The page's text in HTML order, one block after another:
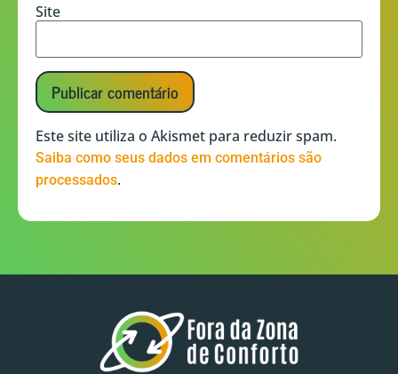
Site
Este site utiliza o Akismet para reduzir spam.
Saiba como seus dados em comentários são
processados.